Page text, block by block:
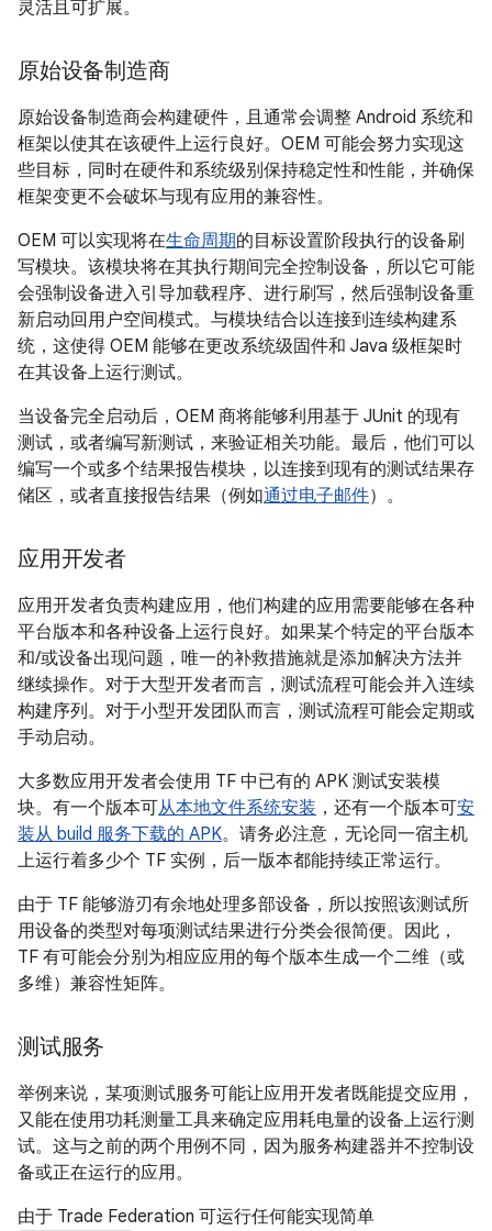
灵活且可扩展。
原始设备制造商
原始设备制造商会构建硬件，且通常会调整 Android 系统和
框架以使其在该硬件上运行良好。OEM 可能会努力实现这
些目标，同时在硬件和系统级别保持稳定性和性能，并确保
框架变更不会破坏与现有应用的兼容性。
OEM 可以实现将在生命周期的目标设置阶段执行的设备刷
写模块。该模块将在其执行期间完全控制设备，所以它可能
会强制设备进入引导加载程序、进行刷写，然后强制设备重
新启动回用户空间模式。与模块结合以连接到连续构建系
统，这使得 OEM 能够在更改系统级固件和 Java 级框架时
在其设备上运行测试。
当设备完全启动后，OEM 商将能够利用基于 JUnit 的现有
测试，或者编写新测试，来验证相关功能。最后，他们可以
编写一个或多个结果报告模块，以连接到现有的测试结果存
储区，或者直接报告结果（例如通过电子邮件）。
应用开发者
应用开发者负责构建应用，他们构建的应用需要能够在各种
平台版本和各种设备上运行良好。如果某个特定的平台版本
和/或设备出现问题，唯一的补救措施就是添加解决方法并
继续操作。对于大型开发者而言，测试流程可能会并入连续
构建序列。对于小型开发团队而言，测试流程可能会定期或
手动启动。
大多数应用开发者会使用 TF 中已有的 APK 测试安装模
块。有一个版本可从本地文件系统安装 ，还有一个版本可安
装从 build 服务下载的 APK。请务必注意，无论同一宿主机
上运行着多少个 TF 实例，后一版本都能持续正常运行。
由于 TF 能够游刃有余地处理多部设备，所以按照该测试所
用设备的类型对每项测试结果进行分类会很简便。因此，
TF 有可能会分别为相应应用的每个版本生成一个二维（或
多维）兼容性矩阵。
测试服务
举例来说，某项测试服务可能让应用开发者既能提交应用，
又能在使用功耗测量工具来确定应用耗电量的设备上运行测
试。这与之前的两个用例不同，因为服务构建器并不控制设
备或正在运行的应用。
由于 Trade Federation 可运行任何能实现简单